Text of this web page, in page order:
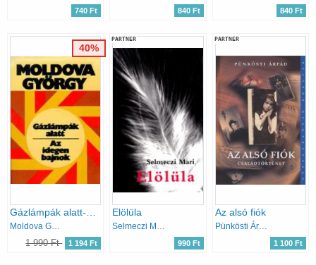
740 Ft 840 Ft 840 Ft
1 990 Ft 1 194 Ft
40%
PARTNER
Elölüla
990 Ft
PARTNER
Az alsó fiók
Pünkösti Árpád
1 100 Ft